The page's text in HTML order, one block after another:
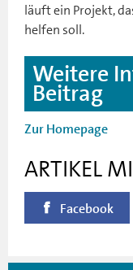
läuft ein Projekt,
helfen soll.
Weitere
Beitrag
Zur Homepage
ARTIKEL
Facebook